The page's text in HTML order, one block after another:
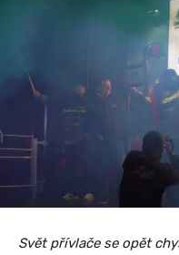
Svět přívlače se opět